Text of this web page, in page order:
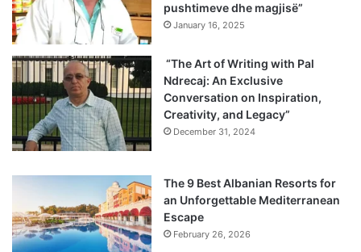
pushtimeve dhe magjisë”
January 16, 2025
“The Art of Writing with Pal
Ndrecaj: An Exclusive
Conversation on Inspiration,
Creativity, and Legacy”
December 31, 2024
The 9 Best Albanian Resorts for
an Unforgettable Mediterranean
Escape
February 26, 2026